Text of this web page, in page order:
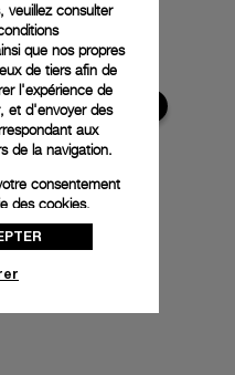
veuillez consulter
que nos propres
de tiers afin de
l'expérience de
et d'envoyer des
aux
de la navigation.
consentement
des cookies,
ou consultez notre
obtenir plus
pour l’utilisation